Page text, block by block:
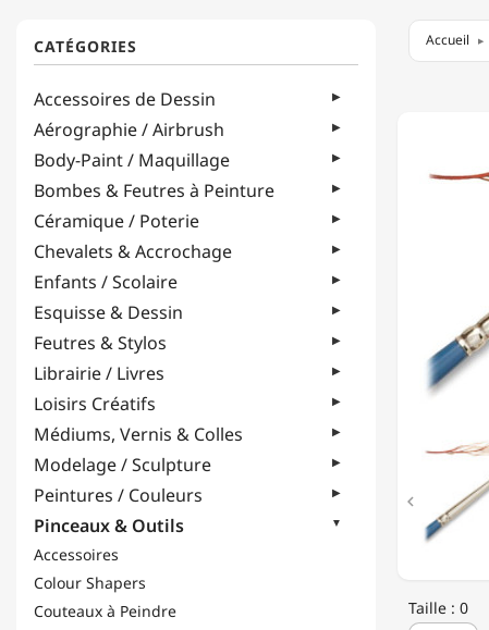
Accessoires de Dessin
Aérographie / Airbrush
Body-Paint / Maquillage
Bombes & Feutres à Peinture
Céramique / Poterie
Chevalets & Accrochage
Enfants / Scolaire
Esquisse & Dessin
Feutres & Stylos
Librairie / Livres
Loisirs Créatifs
Médiums, Vernis & Colles
Modelage / Sculpture
Peintures / Couleurs
Pinceaux & Outils
Accessoires
Colour Shapers
Couteaux à Peindre
Accueil
8224

Taille : 0